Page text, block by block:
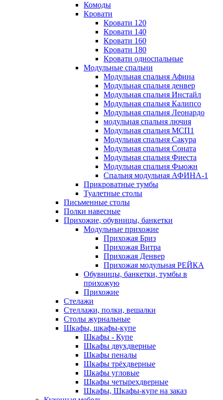
Комоды
Кровати
Кровати 120
Кровати 140
Кровати 160
Кровати 180
Кровати односпальные
Модульные спальни
Модульная спальня Афина
Модульная спальня денвер
Модульная спальня Инстайл
Модульная спальня Калипсо
Модульная спальня Леонардо
модульная спальня лючия
Модульная спальня МСП1
Модульная спальня Сакура
Модульная спальня Соната
Модульная спальня Фиеста
Модульная спальня Фьюжн
Спальня модульная АФИНА-1
Прикроватные тумбы
Туалетные столы
Письменные столы
Полки навесные
Прихожие, обувницы, банкетки
Модульные прихожие
Прихожая Бриз
Прихожая Витра
Прихожая Денвер
Прихожая модульная РЕЙКА
Обувницы, банкетки, тумбы в
прихожую
Прихожие
Стелажи
Стеллажи, полки, вешалки
Столы журнальные
Шкафы, шкафы-купе
Шкафы - Купе
Шкафы двухдверные
Шкафы пеналы
Шкафы трёхдверные
Шкафы угловые
Шкафы четырехдверные
Шкафы, Шкафы-купе на заказ